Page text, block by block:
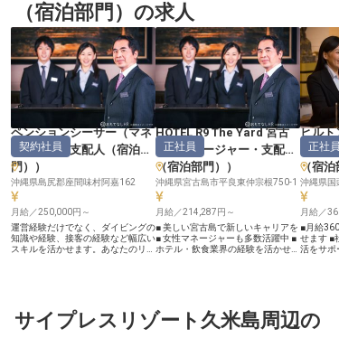
（宿泊部門）の求人
ペンションシーサー（マネ
ージャー・支配人（宿泊部
門）
）
契約社員
沖縄県島尻郡座間味村阿嘉162
月給／250,000円～
運営経験だけでなく、ダイビングの
知識や経験、接客の経験など幅広い
スキルを活かせます。あなたのリー
スタートできる、3食まかない付き
の寮完備！ダイビングショップ「マ
HOTEL R9 The Yard 宮古
島（マネージャー・支配人
（宿泊部門）
）
正社員
沖縄県宮古島市平良東仲宗根750-1
月給／214,287円～
■ 美しい宮古島で新しいキャリアを
■ 女性マネージャーも多数活躍中 ■
ホテル・飲食業界の経験を活かせ
タリティを発揮してみませんか？
空港からアクセス良好な立地で、国
ヒルト
（マネ
（宿泊
正社員
沖縄県国
月給／
■月給
せます ■
活をサポ
られな
フロント
サイプレスリゾート久米島周辺の